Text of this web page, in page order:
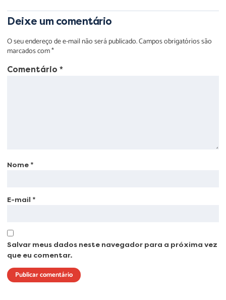
Deixe um comentário
O seu endereço de e-mail não será publicado.Campos obrigatórios são
marcados com*
Comentário *
Nome *
E-mail *
Salvar meus dados neste navegador para a próxima vez
que eu comentar.